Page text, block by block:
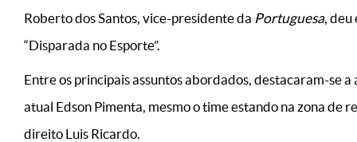
Roberto dos Santos, vice-presidente da Portuguesa, deu
“Disparada no Esporte”.
Entre os principais assuntos abordados, destacaram-se
atual Edson Pimenta, mesmo o time estando na zona de
direito Luis Ricardo.